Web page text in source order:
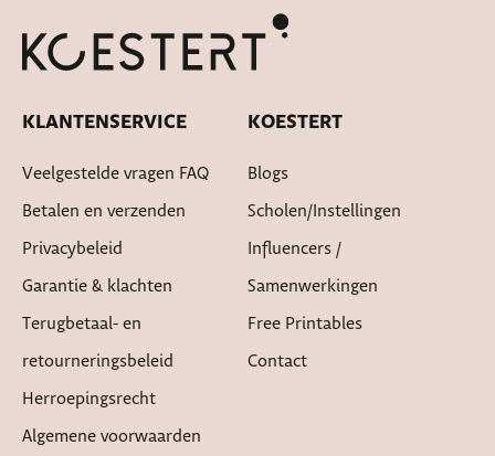
KLANTENSERVICE
Veelgestelde vragen FAQ
Betalen en verzenden
Privacybeleid
Garantie & klachten
Terugbetaal- en
retourneringsbeleid
Herroepingsrecht
Algemene voorwaarden
KOESTERT
Blogs
Scholen/instellingen
Influencers /
Samenwerkingen
Free Printables
Contact